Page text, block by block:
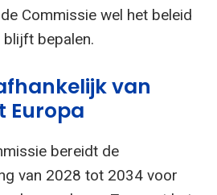
Commissie wel het beleid
bepalen.
van
Europa
bereidt de
van 2028 tot 2034 voor